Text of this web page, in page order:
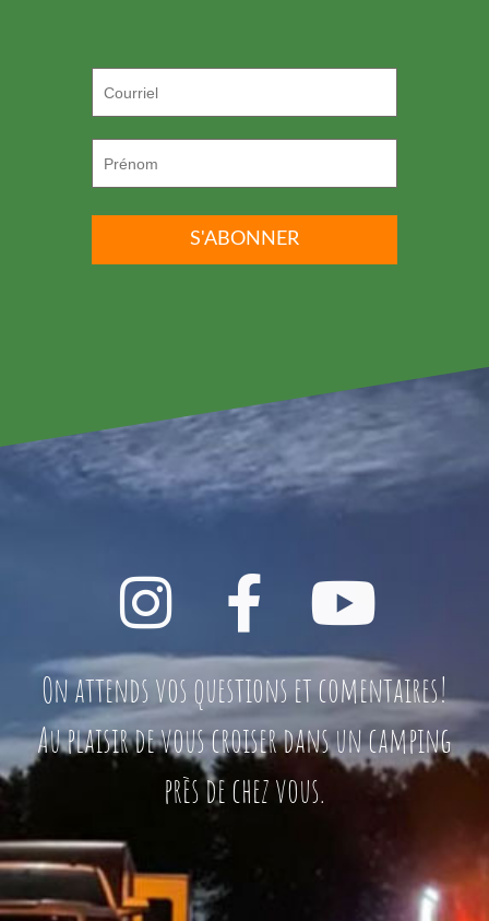
On attends vos questions et comentaires!
Au plaisir de vous croiser dans un camping
près de chez vous.